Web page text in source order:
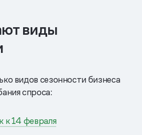
виды
видов сезонности бизнеса
спроса:
к 14 февраля